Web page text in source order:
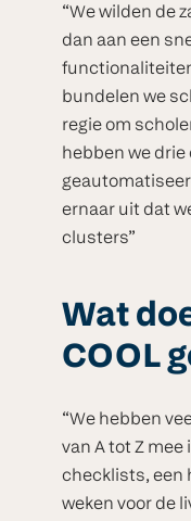
“We wilden de
dan aan een
bundelen we
regie om
hebben we
ernaar uit dat
clusters”
Wat
COOL
“We hebben
van A tot Z
checklists, een
weken voor de